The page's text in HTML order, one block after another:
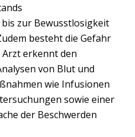
zur Bewusstlosigkeit
besteht die Gefahr
erkennt den
von Blut und
wie Infusionen
sowie einer
der Beschwerden